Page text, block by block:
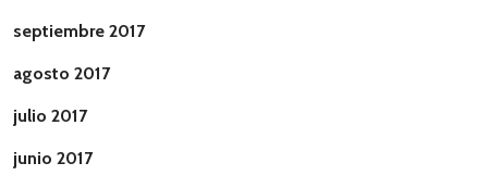
septiembre 2017
agosto 2017
julio 2017
junio 2017